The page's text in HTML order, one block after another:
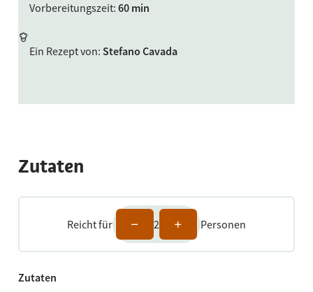
Vorbereitungszeit: 60 min
Ein Rezept von: Stefano Cavada
Zutaten
Reicht für 2 Personen
Zutaten